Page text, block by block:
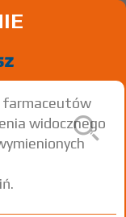
farmaceutów
widocznego